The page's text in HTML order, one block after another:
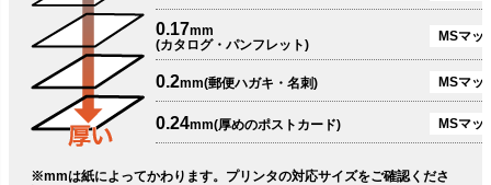
0.17mm
(カタログ・パンフレット)
MSマッ
0.2mm(郵便ハガキ・名刺) MSマッ
0.24mm(厚めのポストカード) MSマッ
※mmは紙によってかわります。プリンタの対応サイズをご確認くださ